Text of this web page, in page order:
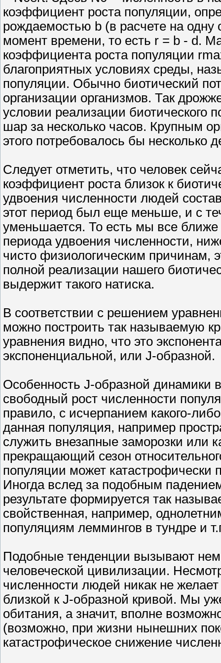
коэффициент роста популяции,
рождаемостью b (в расчете на
момент времени, то есть r = b - d.
коэффициента роста популяции
благоприятных условиях среды,
популяции. Обычно биотический
организации организмов. Так
условии реализации биотического
шар за несколько часов. Крупным
этого потребовалось бы несколько
Следует отметить, что человек
коэффициент роста близок к
удвоения численности людей
этот период был еще меньше, и с
уменьшается. То есть мы все
периода удвоения численности,
чисто физиологическим причинам,
полной реализации нашего
выдержит такого натиска.
В соответствии с решением
можно построить так называемую
уравнения видно, что это
экспоненциальной, или J-образной.
Особенность J-образной динамики
свободный рост численности
правило, с исчерпанием какого-
данная популяция, например
служить внезапные заморозки или
прекращающий сезон
популяции может катастрофически
Иногда вслед за подобным
результате формируется так
свойственная, например,
популяциям леммингов в тундре и
Подобные тенденции вызывают
человеческой цивилизации.
численности людей никак не
близкой к J-образной кривой. Мы
обитания, а значит, вполне
(возможно, при жизни нынешних
катастрофическое снижение